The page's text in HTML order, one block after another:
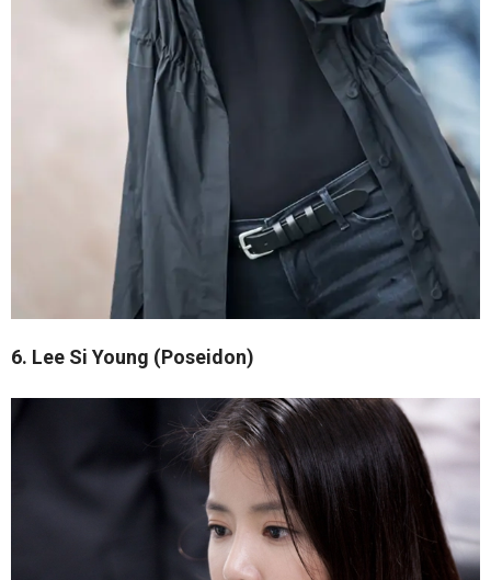
6. Lee Si Young (Poseidon)